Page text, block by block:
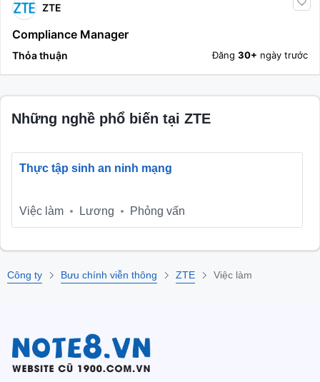
ZTE
Compliance Manager
Thỏa thuận Đăng 30+ ngày trước
Những nghề phổ biến tại ZTE
Thực tập sinh an ninh mạng
Việc làm Lương Phỏng vấn
Công ty Bưu chính viễn thông ZTE Việc làm